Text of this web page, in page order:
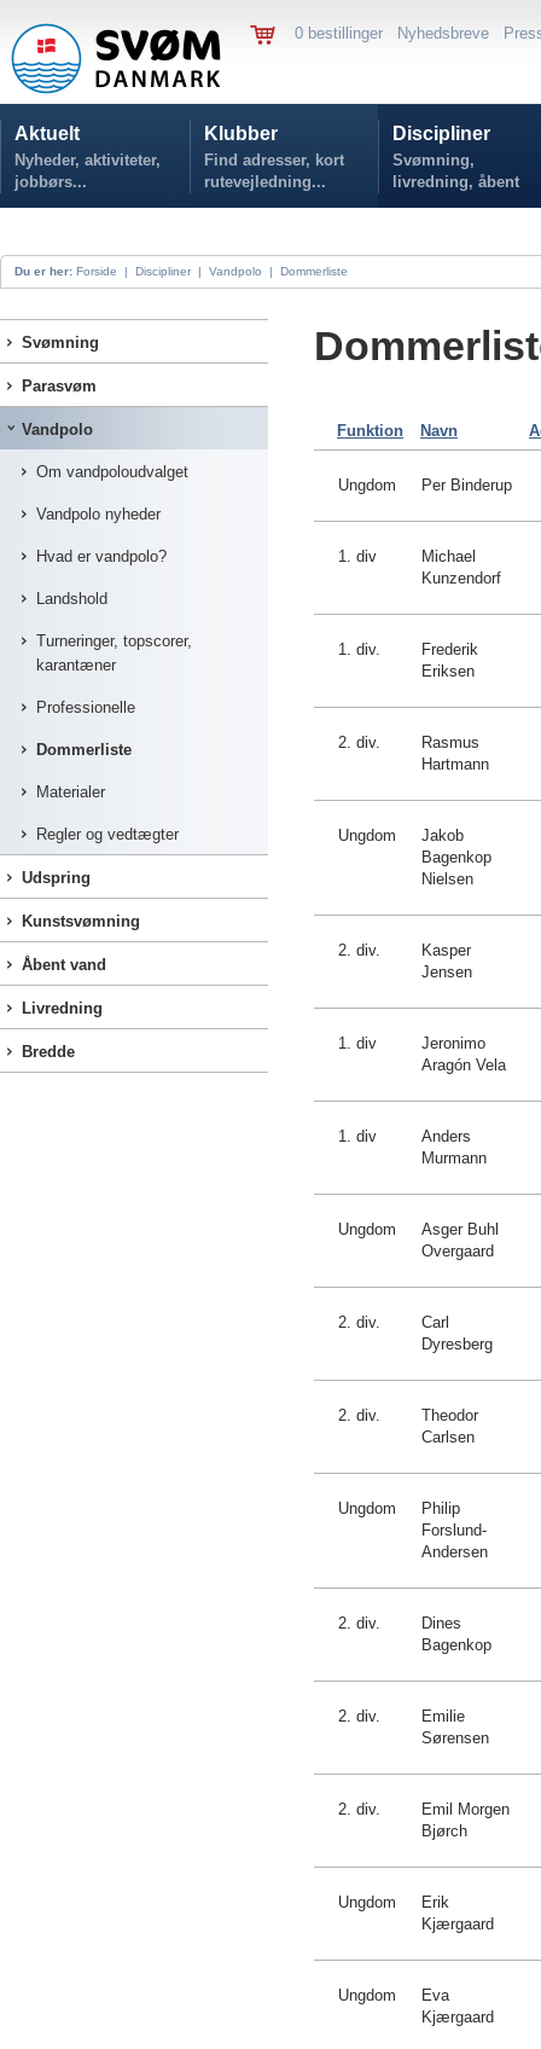
0 bestillinger Nyhedsbreve
Aktuelt
Nyheder, aktiviteter,
jobbørs...
Klubber
Find adresser, kort
rutevejledning...
Discipliner
Svømning,
livredning, åbent
vand...
Du er her: Forside | Discipliner | Vandpolo | Dommerliste
Svømning
Parasvøm
Vandpolo
Om vandpoloudvalget
Vandpolo nyheder
Hvad er vandpolo?
Landshold
Turneringer, topscorer,
karantæner
Professionelle
Dommerliste
Materialer
Regler og vedtægter
Udspring
Kunstsvømning
Åbent vand
Livredning
Bredde
Funktion Navn
Ungdom Per Binderup
1. div
Michael
Kunzendorf
1. div.
Frederik
Eriksen
2. div.
Rasmus
Hartmann
Ungdom
Jakob
Bagenkop
Nielsen
2. div.
Kasper
Jensen
1. div
Jeronimo
Aragón Vela
1. div
Anders
Murmann
Ungdom
Asger Buhl
Overgaard
2. div.
Carl
Dyresberg
2. div.
Theodor
Carlsen
Ungdom
Philip
Forslund-
Andersen
2. div.
Dines
Bagenkop
2. div.
Emilie
Sørensen
2. div.
Emil Morgen
Bjørch
Ungdom
Erik
Kjærgaard
Ungdom
Eva
Kjærgaard